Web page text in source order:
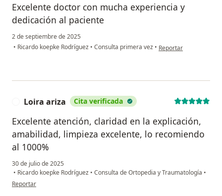
Excelente doctor con mucha experiencia y
dedicación al paciente
2 de septiembre de 2025
• Ricardo koepke Rodríguez • Consulta primera vez • en opinión del
Reportar
Loira ariza Cita verificada
Excelente atención, claridad en la explicación,
amabilidad, limpieza excelente, lo recomiendo
al 1000%
30 de julio de 2025
• Ricardo koepke Rodríguez • Consulta de Ortopedia y Traumatología •
en opinión del usuario Loira ariza
Reportar